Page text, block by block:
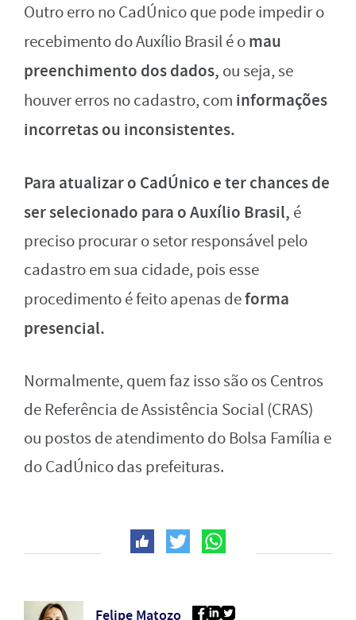
Outro erro no CadÚnico que pode impedir o
recebimento do Auxílio Brasil é omau
preenchimento dos dados, ou seja, se
houver erros no cadastro, com informações
incorretas ou inconsistentes.
Para atualizar o CadÚnico e ter chances de
ser selecionado para o Auxílio Brasil, é
preciso procurar o setor responsável pelo
cadastro em sua cidade, pois esse
procedimento é feito apenas deforma
presencial.
Normalmente, quem faz isso são os Centros
de Referência de Assistência Social (CRAS)
ou postos de atendimento do Bolsa Família e
do CadÚnico das prefeituras.
Felipe Matozo